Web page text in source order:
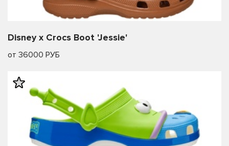
Disney x Crocs Boot 'Jessie'
от 36000 РУБ